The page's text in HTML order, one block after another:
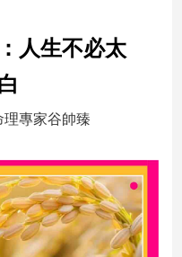
人生不必太
理專家谷帥臻